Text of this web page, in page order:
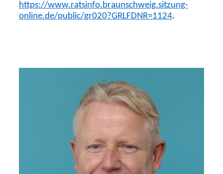
https://www.ratsinfo.braunschweig.sitzung-
online.de/public/gr020?GRLFDNR=1124.